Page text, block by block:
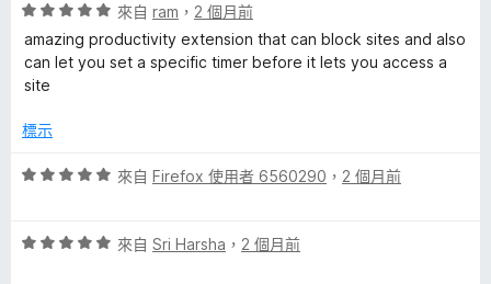
分
，
滿
分
分
評
價
5
分
滿
5
來自 ram ， 2 個月前
amazing productivity extension that can block sites and also
can let you set a specific timer before it lets you access a
site
標示
評
分
來自 Firefox 使用者 6560290 ， 2 個月前
評
來自 Sri Harsha ， 2 個月前